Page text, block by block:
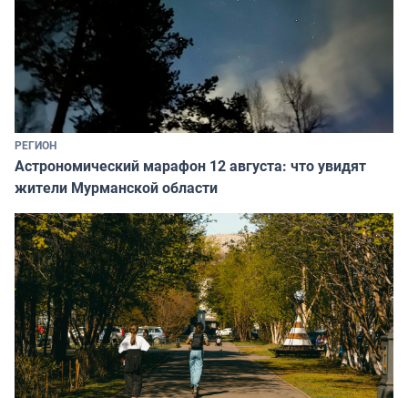
РЕГИОН
Астрономический марафон 12 августа: что увидят
жители Мурманской области